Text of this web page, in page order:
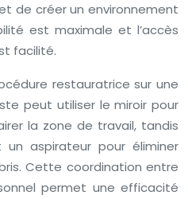
de créer un environnement
est maximale et l’accès
facilité.
restauratrice sur une
peut utiliser le miroir pour
la zone de travail, tandis
un aspirateur pour éliminer
Cette coordination entre
permet une efficacité